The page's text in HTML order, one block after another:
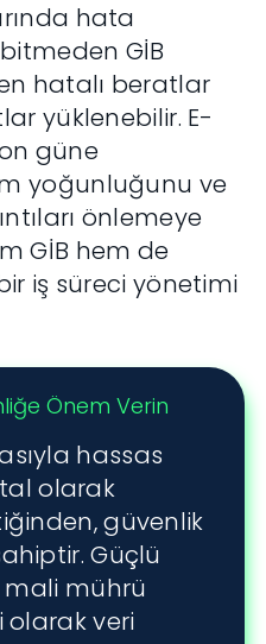
hata
GİB
hatalı beratlar
yüklenebilir. E-
güne
yoğunluğunu ve
önlemeye
GİB hem de
iş süreci yönetimi
Önem Verin
hassas
olarak
güvenlik
Güçlü
mali mührü
olarak veri